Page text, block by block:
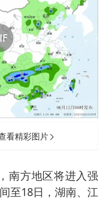
看精彩图片
南方地区将进入强
至18日，湖南、江